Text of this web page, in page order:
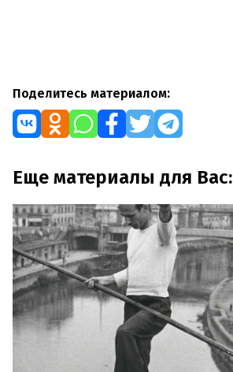
Поделитесь материалом:
Еще материалы для Вас: